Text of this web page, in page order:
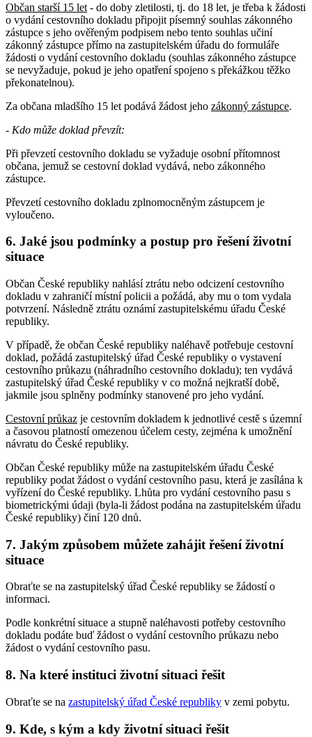
Občan starší 15 let - do doby zletilosti, tj. do 18 let, je třeba k žádosti
o vydání cestovního dokladu připojit písemný souhlas zákonného
zástupce s jeho ověřeným podpisem nebo tento souhlas učiní
zákonný zástupce přímo na zastupitelském úřadu do formuláře
žádosti o vydání cestovního dokladu (souhlas zákonného zástupce
se nevyžaduje, pokud je jeho opatření spojeno s překážkou těžko
překonatelnou).
Za občana mladšího 15 let podává žádost jeho zákonný zástupce.
- Kdo může doklad převzít:
Při převzetí cestovního dokladu se vyžaduje osobní přítomnost
občana, jemuž se cestovní doklad vydává, nebo zákonného
zástupce.
Převzetí cestovního dokladu zplnomocněným zástupcem je
vyloučeno.
6. Jaké jsou podmínky a postup pro řešení životní
situace
Občan České republiky nahlásí ztrátu nebo odcizení cestovního
dokladu v zahraničí místní policii a požádá, aby mu o tom vydala
potvrzení. Následně ztrátu oznámí zastupitelskému úřadu České
republiky.
V případě, že občan České republiky naléhavě potřebuje cestovní
doklad, požádá zastupitelský úřad České republiky o vystavení
cestovního průkazu (náhradního cestovního dokladu); ten vydává
zastupitelský úřad České republiky v co možná nejkratší době,
jakmile jsou splněny podmínky stanovené pro jeho vydání.
Cestovní průkaz je cestovním dokladem k jednotlivé cestě s územní
a časovou platností omezenou účelem cesty, zejména k umožnění
návratu do České republiky.
Občan České republiky může na zastupitelském úřadu České
republiky podat žádost o vydání cestovního pasu, která je zasílána k
vyřízení do České republiky. Lhůta pro vydání cestovního pasu s
biometrickými údaji (byla-li žádost podána na zastupitelském úřadu
České republiky) činí 120 dnů.
7. Jakým způsobem můžete zahájit řešení životní
situace
Obraťte se na zastupitelský úřad České republiky se žádostí o
informaci.
Podle konkrétní situace a stupně naléhavosti potřeby cestovního
dokladu podáte buď žádost o vydání cestovního průkazu nebo
žádost o vydání cestovního pasu.
8. Na které instituci životní situaci řešit
Obraťte se na zastupitelský úřad České republiky v zemi pobytu.
9. Kde, s kým a kdy životní situaci řešit